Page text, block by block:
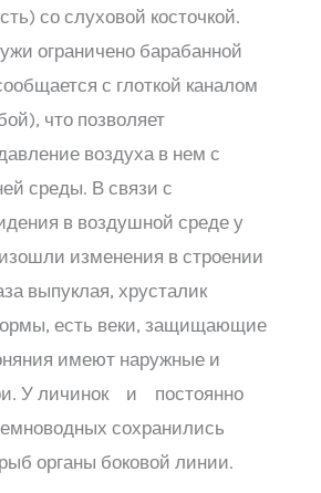
со слуховой косточкой.
ограничено барабанной
с глоткой каналом
что позволяет
воздуха в нем с
среды. В связи с
в воздушной среде у
изменения в строении
выпуклая, хрусталик
есть веки, защищающие
имеют наружные и
У личинок и постоянно
сохранились
органы боковой линии.